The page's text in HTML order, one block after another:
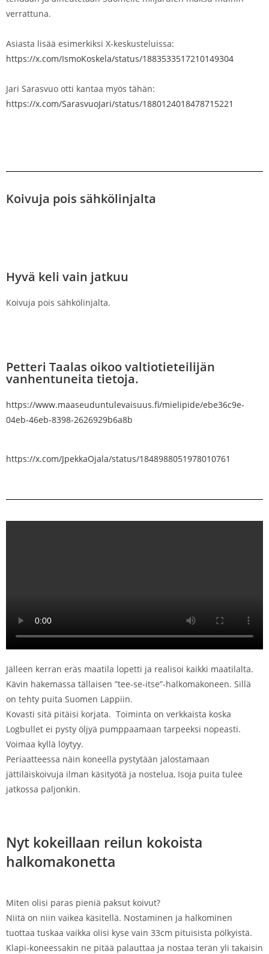
verrattuna.
Asiasta lisää esimerkiksi X-keskusteluissa:
https://x.com/IsmoKoskela/status/1883533517210149304
Jari Sarasvuo otti kantaa myös tähän:
https://x.com/SarasvuoJari/status/1880124018478715221
Koivuja pois sähkölinjalta
Hyvä keli vain jatkuu
Koivuja pois sähkölinjalta.
Petteri Taalas oikoo valtiotieteilijän
vanhentuneita tietoja.
https://www.maaseuduntulevaisuus.fi/mielipide/ebe36c9e-
04eb-46eb-8398-2626929b6a8b
https://x.com/JpekkaOjala/status/1848988051978010761
Jälleen kerran eräs maatila lopetti ja realisoi kaikki maatilalta.
Kävin hakemassa tällaisen ”tee-se-itse”-halkomakoneen. Sillä
on tehty puita Suomen Lappiin.
Kovasti sitä pitäisi korjata. Toiminta on verkkaista koska
Logbullet ei pysty öljyä pumppaamaan tarpeeksi nopeasti.
Voimaa kyllä löytyy.
Periaatteessa näin koneella pystytään jalostamaan
jättiläiskoivuja ilman käsityötä ja nostelua, Isoja puita tulee
jatkossa paljonkin.
Nyt kokeillaan reilun kokoista
halkomakonetta
Miten olisi paras pieniä paksut koivut?
Niitä on niin vaikea käsitellä. Nostaminen ja halkominen
tuottaa tuskaa vaikka olisi kyse vain 33cm pituisista pölkyistä.
Klapi-koneessakin ne pitää palauttaa ja nostaa terän yli takaisin